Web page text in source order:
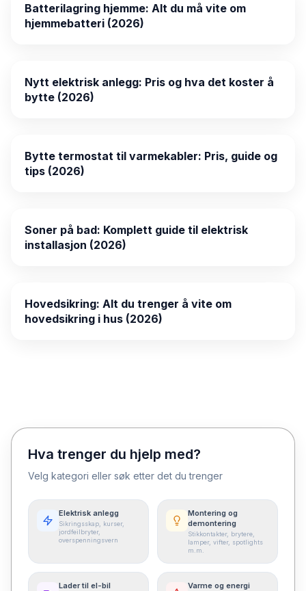
Batterilagring hjemme: Alt du må vite om
hjemmebatteri (2026)
Nytt elektrisk anlegg: Pris og hva det koster å
bytte (2026)
Bytte termostat til varmekabler: Pris, guide og
tips (2026)
Soner på bad: Komplett guide til elektrisk
installasjon (2026)
Hovedsikring: Alt du trenger å vite om
hovedsikring i hus (2026)
Hva trenger du hjelp med?
Velg kategori eller søk etter det du trenger
Elektrisk anlegg
Sikringsskap, kurser,
jordfeilbryter,
overspenningsvern
Montering og
demontering
Stikkontakter, brytere,
lamper, vifter, spotlights
m.m.
Lader til el-bil Varme og energi